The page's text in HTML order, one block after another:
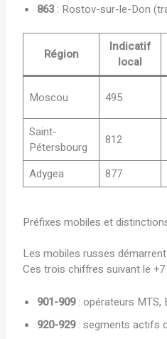
863 : Rostov-sur-le-Don
Région
Indicatif
local
Moscou 495
Saint-
Pétersbourg
812
Adygea
877
Préfixes mobiles et
Les mobiles russes
Ces trois chiffres suivant le +7
901-909: opérateurs MTS,
920-929: segments actifs